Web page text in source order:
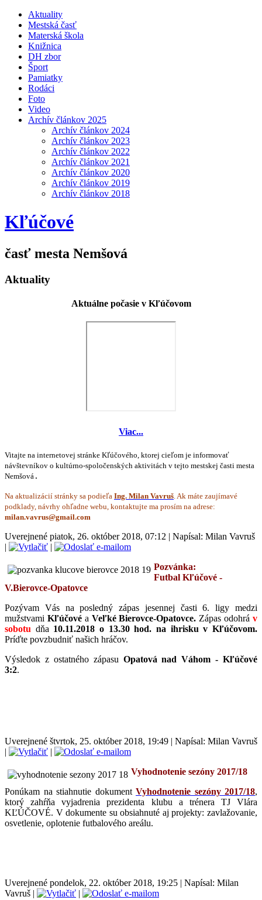
Aktuality
Mestská časť
Materská škola
Knižnica
DH zbor
Šport
Pamiatky
Rodáci
Foto
Video
Archív článkov 2025
Archív článkov 2024
Archív článkov 2023
Archív článkov 2022
Archív článkov 2021
Archív článkov 2020
Archív článkov 2019
Archív článkov 2018
Kľúčové
časť mesta Nemšová
Aktuality
Aktuálne počasie v Kľúčovom
Viac...
Vitajte na internetovej stránke Kľúčového, ktorej cieľom je informovať
návštevníkov o kultúrno-spoločenských aktivitách v tejto mestskej časti mesta
Nemšová .
Na aktualizácií stránky sa podieľa Ing. Milan Vavruš . Ak máte zaujímavé
podklady, návrhy ohľadne webu, kontaktujte ma prosím na adrese:
Uverejnené piatok, 26. október 2018, 07:12 | Napísal: Milan Vavruš
|
|
Pozvánka:
Futbal Kľúčové -
V.Bierovce-Opatovce
Pozývam Vás na posledný zápas jesennej časti 6. ligy medzi
mužstvami Kľúčové a Veľké Bierovce-Opatovce. Zápas odohrá v
sobotu dňa 10.11.2018 o 13.30 hod.na ihrisku v Kľúčovom.
Príďte povzbudniť našich hráčov.
Výsledok z ostatného zápasu Opatová nad Váhom - Kľúčové
3:2.
Uverejnené štvrtok, 25. október 2018, 19:49 | Napísal: Milan Vavruš
|
|
Vyhodnotenie sezóny 2017/18
Ponúkam na stiahnutie dokument Vyhodnotenie sezóny 2017/18,
ktorý zahŕňa vyjadrenia prezidenta klubu a trénera TJ Vlára
KĽÚČOVÉ. V dokumente su obsiahnuté aj projekty: zavlažovanie,
osvetlenie, oplotenie futbalového areálu.
Uverejnené pondelok, 22. október 2018, 19:25 | Napísal: Milan
Vavruš |
|